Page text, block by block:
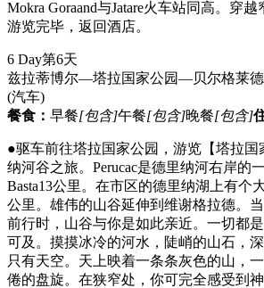
Mokra Goraand与Jatare火车站同高。穿越
游览完毕，返回酒店。
6 Day第6天
兹拉蒂博尔—塔拉国家公园—贝尔格莱德
(汽车)
餐食： 早餐[包含]午餐[包含]晚餐[包含]
●驱车前往塔拉国家公园，游览【塔拉国
纳河谷之旅。Perucac是德里纳河右岸的
Basta13公里。在市区的德里纳湖上有个
公里。雄伟的山谷延伸到维谢格拉德。
前行时，山谷与你是如此亲近。一切都
可及。摸摸冰冷的河水，陡峭的山石，
只有天空。天上映着一条条灰色的山，
倦的盘旋。在狭窄处，你可完全感受到神